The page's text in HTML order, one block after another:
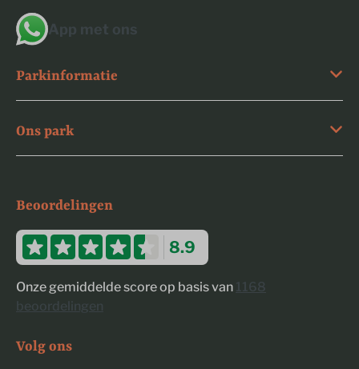
App met ons
Parkinformatie
Ons park
Beoordelingen
8.9
Onze gemiddelde score op basis van 1168
beoordelingen
Volg ons